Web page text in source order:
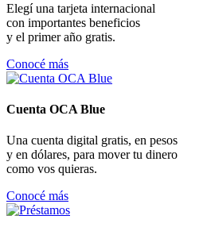
Elegí una tarjeta internacional
con importantes beneficios
y el primer año gratis.
Conocé más
Cuenta OCA Blue
Una cuenta digital gratis, en pesos
y en dólares, para mover tu dinero
como vos quieras.
Conocé más